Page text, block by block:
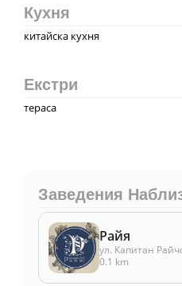
Кухня
китайска кухня
Екстри
тераса
Заведения
Райя
ул. Капитан
0.1 km